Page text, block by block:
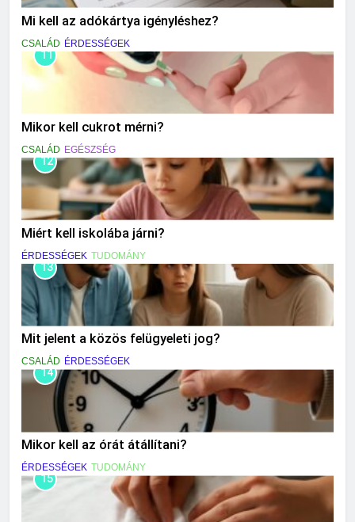
Mi kell az adókártya igényléshez?
CSALÁD ÉRDESSÉGEK
11
Mikor kell cukrot mérni?
CSALÁD EGÉSZSÉG
12
Miért kell iskolába járni?
ÉRDESSÉGEK TUDOMÁNY
13
Mit jelent a közös felügyeleti jog?
CSALÁD ÉRDESSÉGEK
14
Mikor kell az órát átállítani?
ÉRDESSÉGEK TUDOMÁNY
15